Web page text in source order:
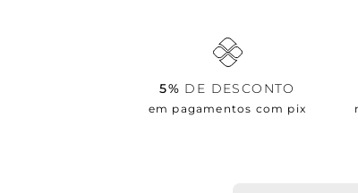
5% DE DESCONTO
em pagamentos com pix